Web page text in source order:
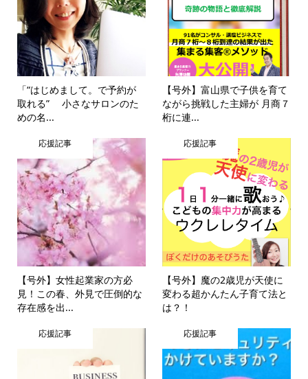
「“はじめまして。で予約が
取れる” 小さなサロンのた
めの名...
【号外】富山県で子供を育て
ながら挑戦した主婦が 月商７
桁に連...
応援記事
【号外】女性起業家の方必
見！この春、外見で圧倒的な
存在感を出...
応援記事
【号外】魔の2歳児が天使に
変わる超かんたん子育て法と
は？！
応援記事 応援記事